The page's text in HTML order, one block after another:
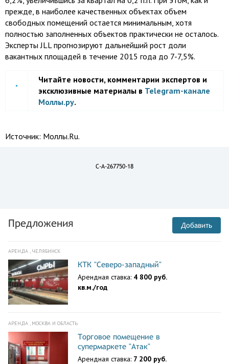
прежде, в наиболее качественных объектах объем
свободных помещений остается минимальным, хотя
полностью заполненных объектов практически не осталось.
Эксперты JLL прогнозируют дальнейший рост доли
вакантных площадей в течение 2015 года до 7-7,5%.
Читайте новости, комментарии экспертов и
эксклюзивные материалы в Telegram-канале
Моллы.ру.
Источник: Моллы.Ru.
C-A-267750-18
Предложения Добавить
АРЕНДА , ЧЕЛЯБИНСК
КТК "Северо-западный"
Арендная ставка: 4 800 руб.
кв.м./год
АРЕНДА , МОСКВА И ОБЛАСТЬ
Торговое помещение в
супермаркете "Атак"
Арендная ставка: 7 200 руб.